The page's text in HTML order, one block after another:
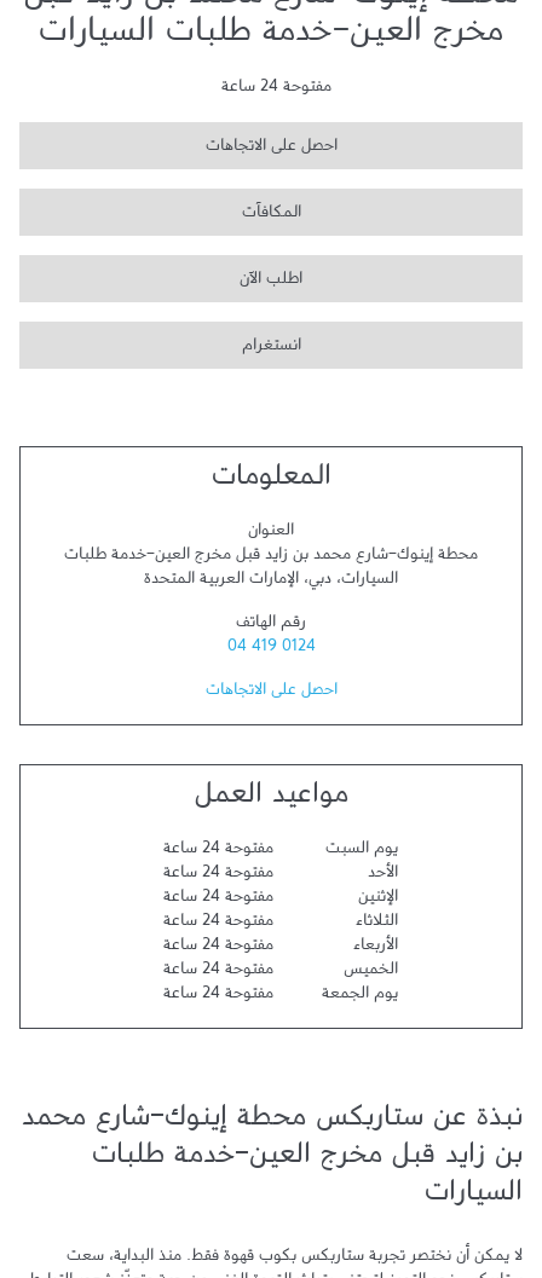
مخرج العين-خدمة طلبات السيارات
مفتوحة 24 ساعة
احصل على الاتجاهات
المكافآت
اطلب الآن
انستغرام
المعلومات
العنوان
محطة إينوك-شارع محمد بن زايد قبل مخرج العين-خدمة طلبات
السيارات، دبي، الإمارات العربية المتحدة
رقم الهاتف
04 419 0124
احصل على الاتجاهات
مواعيد العمل
يوم السبت
مفتوحة 24 ساعة
الأحد
مفتوحة 24 ساعة
الإثنين
مفتوحة 24 ساعة
الثلاثاء
مفتوحة 24 ساعة
الأربعاء
مفتوحة 24 ساعة
الخميس
مفتوحة 24 ساعة
يوم الجمعة
مفتوحة 24 ساعة
نبذة عن ستاربكس محطة إينوك-شارع محمد
بن زايد قبل مخرج العين-خدمة طلبات
السيارات